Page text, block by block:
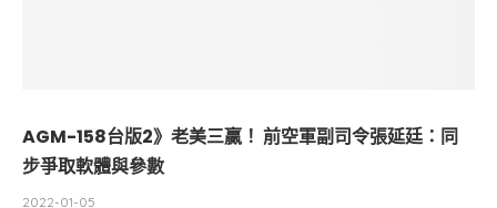
AGM-158台版2》老美三贏！ 前空軍副司令張延廷：同
步爭取軟體與參數
2022-01-05